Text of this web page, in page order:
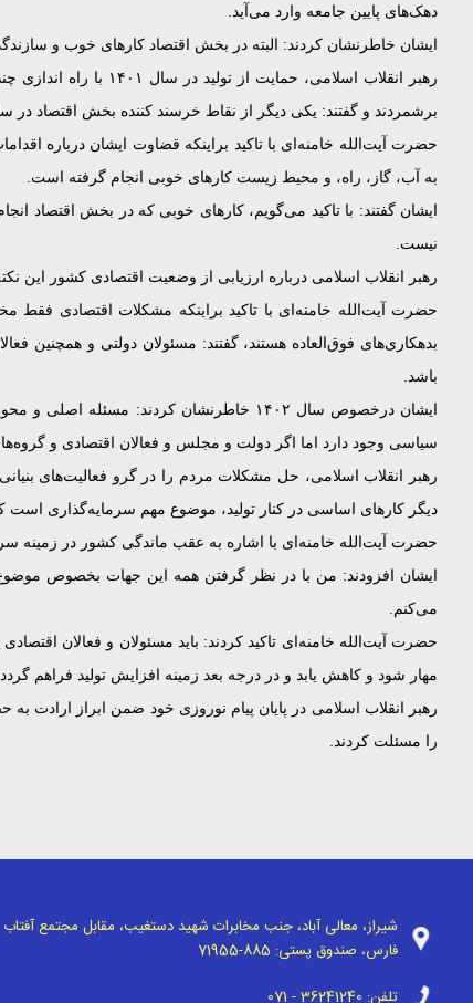
دهک‌های پایین جامعه وارد می‌آید.
ایشان خاطرنشان کردند: البته در بخش اقتصاد کارهای خوب و
رهبر انقلاب
برشمردند و گفتند: یکی دیگر از نقاط خرسند کننده بخش اقتصاد در
حضرت آیت‌الله خامنه‌ای با تاکید براینکه قضاوت ایشان
به آب، گاز، راه، و محیط زیست کارهای خوبی انجام گرفته است.
ایشان گفتند: با تاکید می‌گویم، کارهای خوبی که در بخش اقتصاد
نیست.
رهبر انقلاب اسلامی درباره ارزیابی از وضعیت اقتصادی کشور این
حضرت آیت‌الله خامنه‌ای با تاکید براینکه مشکلات اقتصادی
بدهکاری‌های فوق‌العاده هستند، گفتند: مسئولان دولتی و همچنین
باشد.
ایشان درخصوص سال ۱۴۰۲ خاطرنشان
سیاسی وجود دارد اما اگر دولت و مجلس و فعالان اقتصادی و
رهبر انقلاب اسلامی، حل مشکلات مردم را در گرو فعالیت‌های
دیگر کارهای اساسی در کنار تولید، موضوع مهم سرمایه‌گذاری
حضرت آیت‌الله خامنه‌ای با اشاره به عقب ماندگی کشور در زمینه
می‌کنم.
حضرت آیت‌الله خامنه‌ای تاکید کردند: باید مسئولان و فعالان
مهار شود و کاهش یابد و در درجه بعد زمینه افزایش تولید فراهم گردد.
رهبر انقلاب اسلامی در پایان پیام نوروزی خود ضمن ابراز
را مسئلت کردند.
شیراز، معالی آباد، جنب مخابرات شهید دستغیب، مقابل مجتمع آفتاب
فارس، صندوق پستی: 71955-885
تلفن: 071 - 36241240